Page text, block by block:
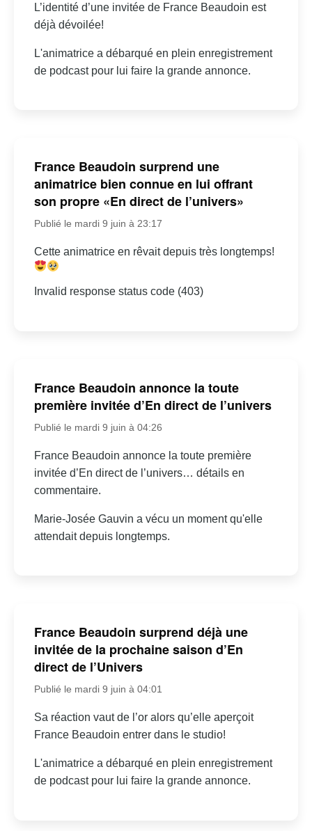
L’identité d’une invitée de France Beaudoin est
déjà dévoilée!
L'animatrice a débarqué en plein enregistrement
de podcast pour lui faire la grande annonce.
France Beaudoin surprend une
animatrice bien connue en lui offrant
son propre «En direct de l’univers»
Publié le mardi 9 juin à 23:17
Cette animatrice en rêvait depuis très longtemps!
Invalid response status code (403)
France Beaudoin annonce la toute
première invitée d’En direct de l’univers
Publié le mardi 9 juin à 04:26
France Beaudoin annonce la toute première
invitée d’En direct de l’univers… détails en
commentaire.
Marie-Josée Gauvin a vécu un moment qu'elle
attendait depuis longtemps.
France Beaudoin surprend déjà une
invitée de la prochaine saison d’En
direct de l’Univers
Publié le mardi 9 juin à 04:01
Sa réaction vaut de l’or alors qu’elle aperçoit
France Beaudoin entrer dans le studio!
L'animatrice a débarqué en plein enregistrement
de podcast pour lui faire la grande annonce.